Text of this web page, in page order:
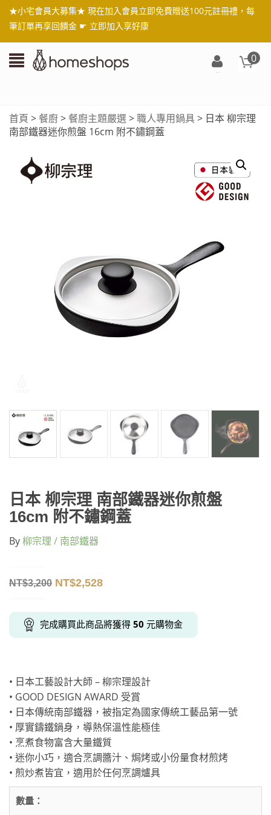
★小宅會員大募集★ 現在加入會員立即免費贈送100元註冊禮，每
筆訂單再享回饋金 ☛ 立即加入享好康
0
冊
首頁 > 餐廚> 餐廚主題嚴選>職人專用鍋具> 日本 柳宗理
南部鐵器迷你煎盤 16cm 附不鏽鋼蓋
日本 柳宗理 南部鐵器迷你煎盤
16cm 附不鏽鋼蓋
By柳宗理 / 南部鐵器
NT$3,200 NT$2,528
完成購買此商品將獲得 50 元購物金
• 日本工藝設計大師 – 柳宗理設計
• GOOD DESIGN AWARD 受賞
• 日本傳統南部鐵器，被指定為國家傳統工藝品第一號
• 厚實鑄鐵鍋身，導熱保溫性能極佳
• 烹煮食物富含大量鐵質
• 迷你小巧，適合烹調醬汁、焗烤或小份量食材煎烤
• 煎炒煮皆宜，適用於任何烹調爐具
數量：